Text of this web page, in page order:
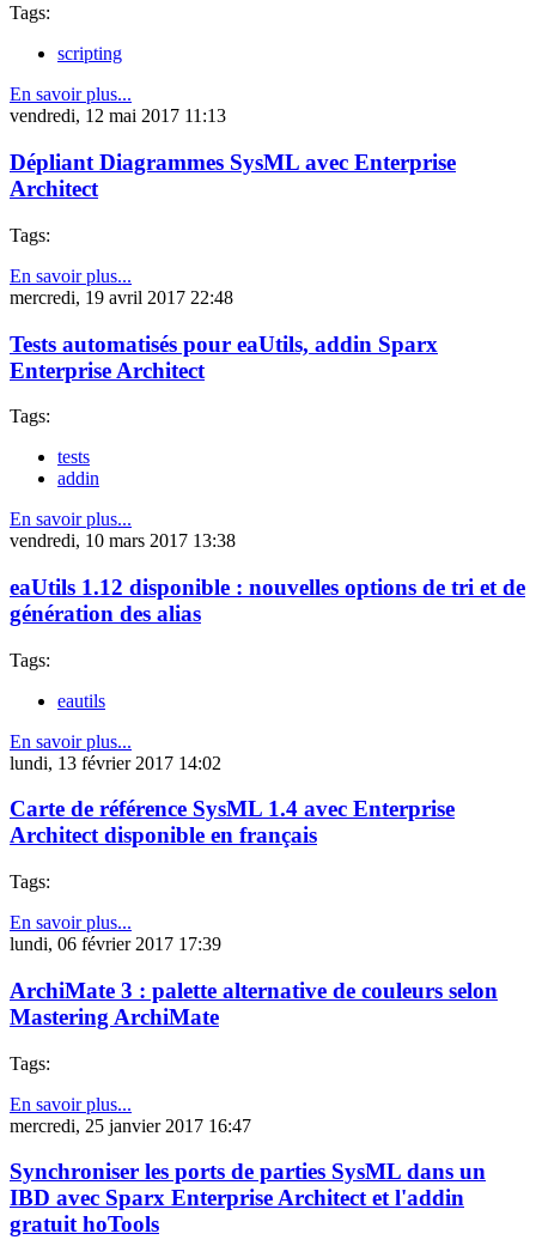
Tags:
scripting
En savoir plus...
vendredi, 12 mai 2017 11:13
Dépliant Diagrammes SysML avec Enterprise
Architect
Tags:
En savoir plus...
mercredi, 19 avril 2017 22:48
Tests automatisés pour eaUtils, addin Sparx
Enterprise Architect
Tags:
tests
addin
En savoir plus...
vendredi, 10 mars 2017 13:38
eaUtils 1.12 disponible : nouvelles options de tri et de
génération des alias
Tags:
eautils
En savoir plus...
lundi, 13 février 2017 14:02
Carte de référence SysML 1.4 avec Enterprise
Architect disponible en français
Tags:
En savoir plus...
lundi, 06 février 2017 17:39
ArchiMate 3 : palette alternative de couleurs selon
Mastering ArchiMate
Tags:
En savoir plus...
mercredi, 25 janvier 2017 16:47
Synchroniser les ports de parties SysML dans un
IBD avec Sparx Enterprise Architect et l'addin
gratuit hoTools